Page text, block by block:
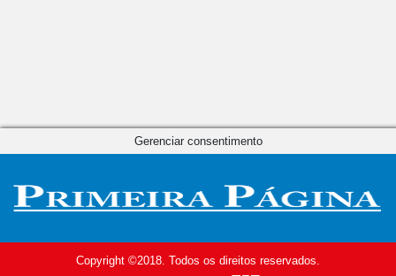
Copyright ©2018. Todos os direitos reservados.
Gerenciar consentimento